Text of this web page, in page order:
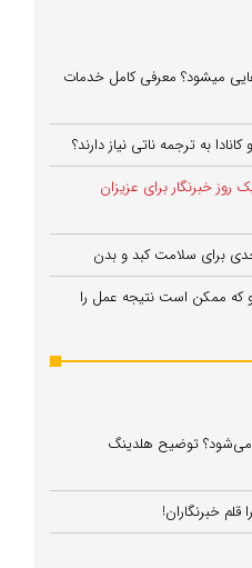
میشود؟ معرفی کامل خدمات
به ترجمه ناتی نیاز دارند؟
روز خبرنگار برای عزیزان
برای سلامت کبد و بدن
که ممکن است نتیجه عمل را
می‌شود؟ توضیح هلدینگ
خبرنگاران!